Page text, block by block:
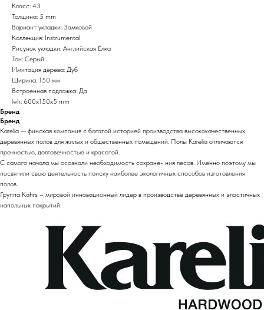
Класс: 43
Толщина: 5 mm
Вариант укладки: Замковой
Коллекция: Instrumental
Рисунок укладки: Английская Ёлка
Тон: Серый
Имитация дерева: Дуб
Ширина: 150 мм
Встроенная подложка: Да
lwh: 600x150x5 mm
Бренд
Бренд
Karelia — финская компания с богатой историей производства высококачественных
деревянных полов для жилых и общественных помещений. Полы Karelia отличаются
прочностью, долговечностью и красотой.
С самого начала мы осознали необходимость сохране- ния лесов. Именно поэтому мы
посвятили свою деятельность поиску наиболее экологичных способов изготовления
полов.
Группа Kährs – мировой инновационный лидер в производстве деревянных и эластичных
напольных покрытий.